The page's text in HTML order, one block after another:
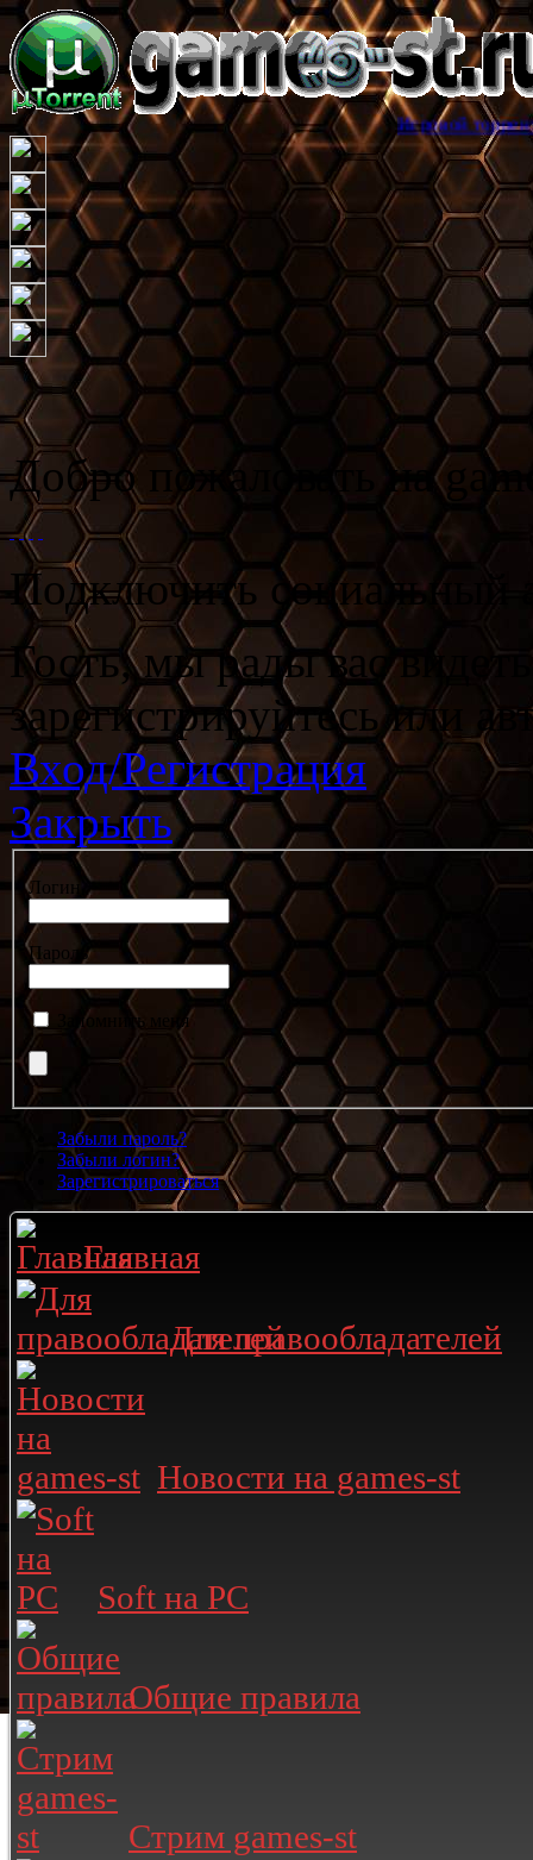
Игровой торрент трекер
Добро пожаловать на
Подключить социальный
Гость, мы рады вас
зарегистрируйтесь или
Вход/Регистрация
Закрыть
Логин
Пароль
Запомнить меня
Забыли пароль?
Забыли логин?
Зарегистрироваться
Главная
Для правообладателей
Новости на games-st
Soft на PC
Общие правила
Стрим games-st